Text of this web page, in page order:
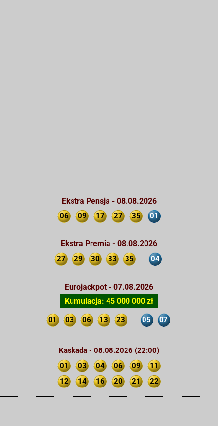
Ekstra Pensja - 08.08.2026
06 09 17 27 35 01
Ekstra Premia - 08.08.2026
27 29 30 33 35 04
Eurojackpot - 07.08.2026
Kumulacja: 45 000 000 zł
01 03 06 13 23 05 07
Kaskada - 08.08.2026 (22:00)
01
03 04 06 09
11
12
14 16 20 21 22